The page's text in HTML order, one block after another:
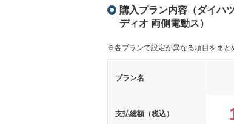
購入プラン内容（ダイハ
ディオ 両側電動ス）
※各プランで設定が異なる項目をまと
プラン名
支払総額（税込）